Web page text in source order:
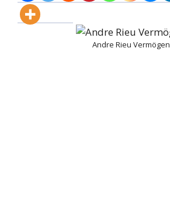
Andre Rieu Vermögen